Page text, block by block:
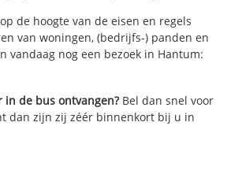
de hoogte van de eisen en regels
van woningen, (bedrijfs-) panden en
vandaag nog een bezoek in Hantum:
in de bus ontvangen?Bel dan snel voor
dan zijn zij zéér binnenkort bij u in